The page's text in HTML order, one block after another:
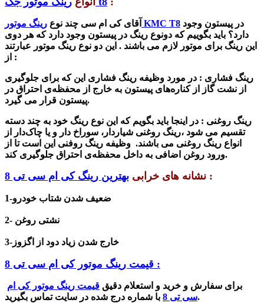
آقای کی ام سی چند نوع رینگ موتور KMC T8
دارد؟ باید بگوییم که دونوع رینگ در پیستون وجود دارد که هر دوی
این رینگ برای موتور لازم می باشند . این دو نوع رینگ موتور عبارتند
:
رینگ فشاری : در مورد وظیفه رینگ فشاری این که برای جلوگیری
از نشت گاز از کناره‌های پیستون به خارج از محفظه‌ی احتراق در
پیستون قرار می گیرد.
رینگ روغنی : در اینجا باید بگویم که این نوع رینگ خود به چند دسته
تقسیم می شود ،رینگ روغنی شیاردار، سوراخ‌ دار و یا چاک‌دار از
انواع رینگ روغنی می باشند. وظیفه رینگ روفنی این است تا از
ورود روغن اضافی به داخل محفظه‌ی احتراق جلوگیری کند.
نشانه های خرابی بهترین رینگ کی ام سی تی 8 :
1-ضعیف شدن شتاب خودرو
3-خارج شدن زیاد دود از اگزوز
قیمت رینگ موتور کی ام سی تی 8 :
برای سفارش و خرید و استعلام دقیق قیمت رینگ موتور کی ام
سی تی 8با شماره درج شده در سایت تماس بگیرید.